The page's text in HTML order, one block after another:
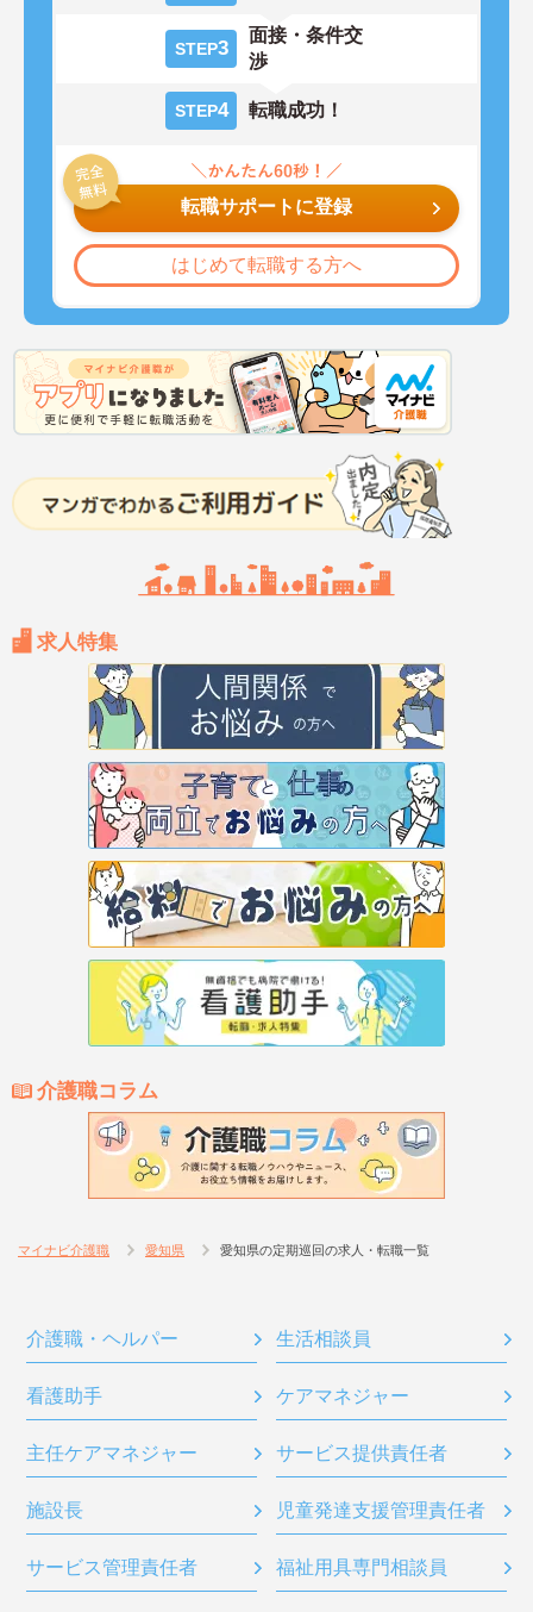
STEP3
面接・条件交
渉
STEP4 転職成功！
転職サポートに登録
はじめて転職する方へ
求人特集
介護職コラム
マイナビ介護職 愛知県 愛知県の定期巡回の求人・転職一覧
介護職・ヘルパー 生活相談員
看護助手 ケアマネジャー
主任ケアマネジャー サービス提供責任者
施設長 児童発達支援管理責任者
サービス管理責任者 福祉用具専門相談員